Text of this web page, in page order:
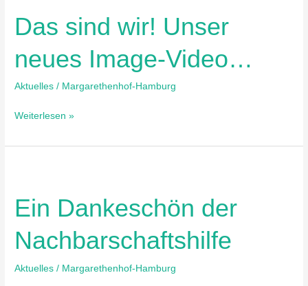
Das sind wir! Unser
neues Image-Video…
Aktuelles / Margarethenhof-Hamburg
wir!
Unser
neues
Video…
Weiterlesen »
Ein Dankeschön der
Nachbarschaftshilfe
Aktuelles / Margarethenhof-Hamburg
der